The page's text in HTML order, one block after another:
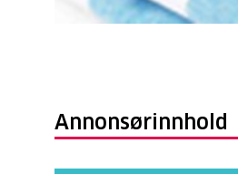
Annonsørinnhold